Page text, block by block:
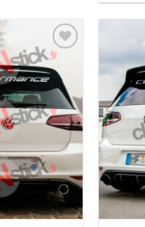
Ajouter
à la
wishlist